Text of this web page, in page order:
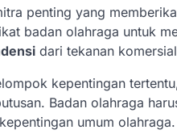
penting yang
badan olahraga untuk
dari tekanan
kepentingan
Badan olahraga
umum